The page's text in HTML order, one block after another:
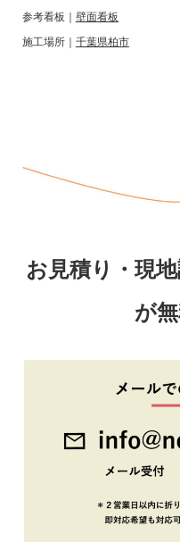
参考看板｜ 壁面看板
施工場所｜ 千葉県柏市
お見積り・現
が